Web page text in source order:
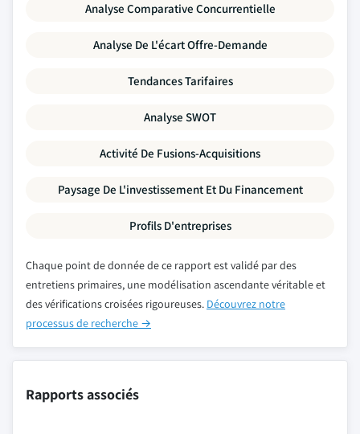
Analyse Comparative Concurrentielle
Analyse De L'écart Offre-Demande
Tendances Tarifaires
Analyse SWOT
Activité De Fusions-Acquisitions
Paysage De L'investissement Et Du Financement
Profils D'entreprises
Chaque point de donnée de ce rapport est validé par des
entretiens primaires, une modélisation ascendante véritable et
des vérifications croisées rigoureuses. Découvrez notre
processus de recherche →
Rapports associés